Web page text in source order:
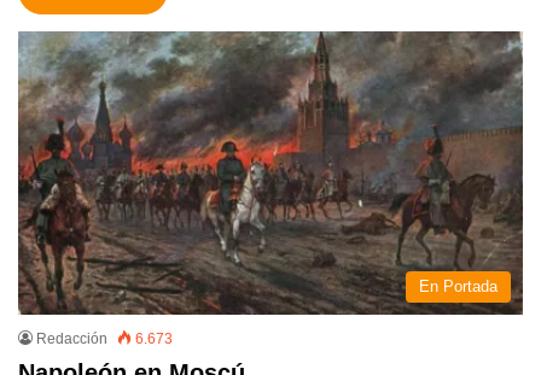
En Portada
Redacción 6.673